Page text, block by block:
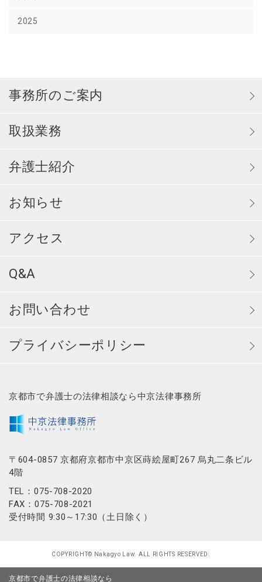
2025
事務所のご案内
取扱業務
弁護士紹介
お知らせ
アクセス
Q&A
お問い合わせ
プライバシーポリシー
京都市で弁護士の法律相談なら中京法律事務所
〒604-0857 京都府京都市中京区蒔絵屋町267 烏丸二条ビル
4階
TEL：075-708-2020
FAX：075-708-2021
受付時間 9:30～17:30（土日除く）
COPYRIGHT© Nakagyo Law. ALL RIGHTS RESERVED.
京都市で弁護士の法律相談なら